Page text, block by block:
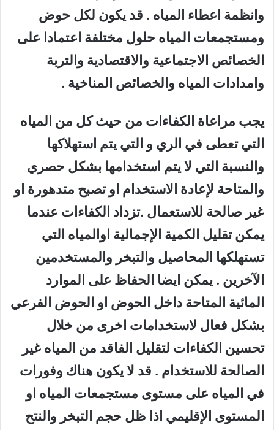
وانظمة اعطاء المياه . قد يكون لكل حوض
ومستجمعات المياه حلول مختلفة اعتمادا على
الخصائص الاجتماعية والاقتصادية والتربة
وامدادات المياه والخصائص المناخية .
يجب مراعاة الكفاءات من حيث كل من المياه
التي تعطى في الري و التي يتم استهلاكها
والنسبة التي لا يتم استخدامها بشكل حصري
والمتاحة لإعادة الاستخدام او تصبح متدهورة او
غير صالحة للاستعمال .تزداد الكفاءات عندما
يمكن تقليل الكمية الإجمالية اوالمياه التي
تستهلكها المحاصيل والتبخر والمستخدمين
الآخرين . يمكن ايضا الحفاظ على الموارد
المائية المتاحة داخل الحوض او الحوض الفرعي
بشكل فعال لاستخدامات اخرى من خلال
تحسين الكفاءات لتقليل الفاقد من المياه غير
الصالحة للاستخدام . قد لا يكون هناك وفورات
في المياه على مستوى مستجمعات المياه او
المستوى الإقليمي اذا ظل حجم التبخر والنتح